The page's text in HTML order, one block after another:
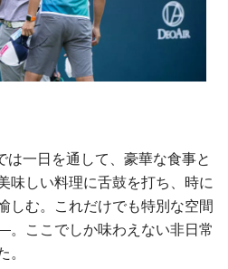
は一日を通して、豪華な食事と
味しい料理に舌鼓を打ち、時に
しむ。これだけでも特別な空間
ここでしか味わえない非日常